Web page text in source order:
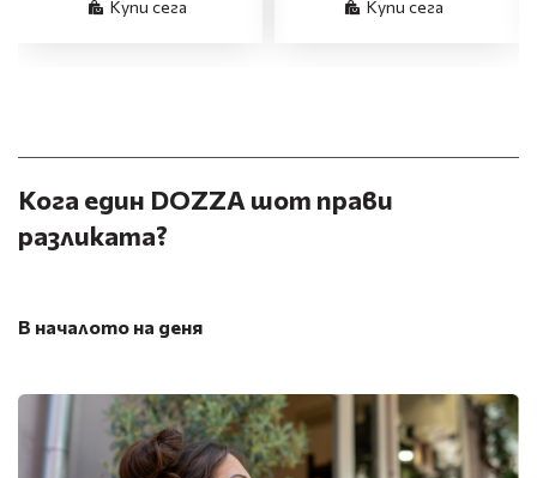
Купи сега Купи сега
Кога един DOZZA шот прави
разликата?
В началото на деня